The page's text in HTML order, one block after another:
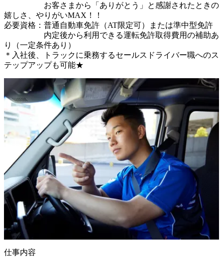
お客さまから「ありがとう」と感謝されたときの
嬉しさ、やりがいMAX！！
必要資格：普通自動車免許（AT限定可）または準中型免許
内定後から利用できる運転免許取得費用の補助あ
り（一定条件あり）
＊入社後、トラックに乗務するセールスドライバー職へのス
テップアップも可能★
仕事内容